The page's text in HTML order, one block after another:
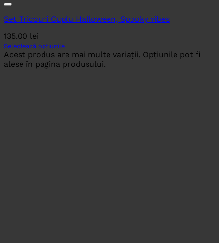
Set Tricouri Cuplu Halloween, Spooky vibes
135.00 lei
Selectează opțiunile
Acest produs are mai multe variații. Opțiunile pot fi
alese în pagina produsului.